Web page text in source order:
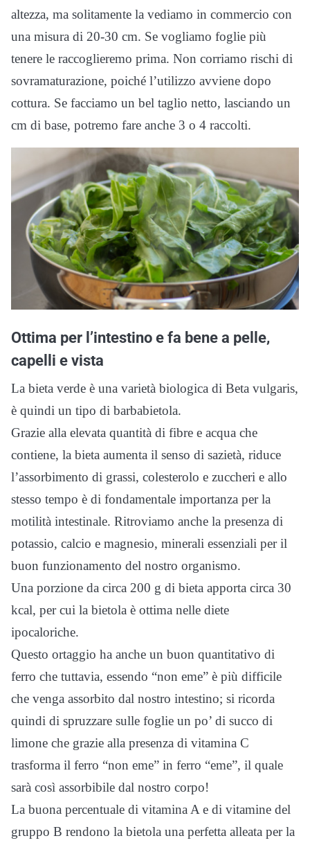
altezza, ma solitamente la vediamo in commercio con
una misura di 20-30 cm. Se vogliamo foglie più
tenere le raccoglieremo prima. Non corriamo rischi di
sovramaturazione, poiché l’utilizzo avviene dopo
cottura. Se facciamo un bel taglio netto, lasciando un
cm di base, potremo fare anche 3 o 4 raccolti.
Ottima per l’intestino e fa bene a pelle,
capelli e vista
La bieta verde è una varietà biologica di Beta vulgaris,
è quindi un tipo di barbabietola.
Grazie alla elevata quantità di fibre e acqua che
contiene, la bieta aumenta il senso di sazietà, riduce
l’assorbimento di grassi, colesterolo e zuccheri e allo
stesso tempo è di fondamentale importanza per la
motilità intestinale. Ritroviamo anche la presenza di
potassio, calcio e magnesio, minerali essenziali per il
buon funzionamento del nostro organismo.
Una porzione da circa 200 g di bieta apporta circa 30
kcal, per cui la bietola è ottima nelle diete
ipocaloriche.
Questo ortaggio ha anche un buon quantitativo di
ferro che tuttavia, essendo “non eme” è più difficile
che venga assorbito dal nostro intestino; si ricorda
quindi di spruzzare sulle foglie un po’ di succo di
limone che grazie alla presenza di vitamina C
trasforma il ferro “non eme” in ferro “eme”, il quale
sarà così assorbibile dal nostro corpo!
La buona percentuale di vitamina A e di vitamine del
gruppo B rendono la bietola una perfetta alleata per la